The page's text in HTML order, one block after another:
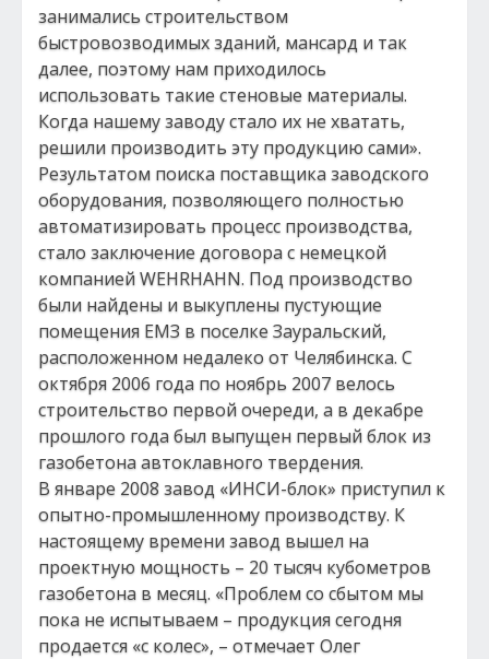
занимались строительством
быстровозводимых зданий, мансард и так
далее, поэтому нам приходилось
использовать такие стеновые материалы.
Когда нашему заводу стало их не хватать,
решили производить эту продукцию сами».
Результатом поиска поставщика заводского
оборудования, позволяющего полностью
автоматизировать процесс производства,
стало заключение договора с немецкой
компанией WEHRHAHN. Под производство
были найдены и выкуплены пустующие
помещения ЕМЗ в поселке Зауральский,
расположенном недалеко от Челябинска. С
октября 2006 года по ноябрь 2007 велось
строительство первой очереди, а в декабре
прошлого года был выпущен первый блок из
газобетона автоклавного твердения.
В январе 2008 завод «ИНСИ-блок» приступил к
опытно-промышленному производству. К
настоящему времени завод вышел на
проектную мощность – 20 тысяч кубометров
газобетона в месяц. «Проблем со сбытом мы
пока не испытываем – продукция сегодня
продается «с колес», – отмечает Олег